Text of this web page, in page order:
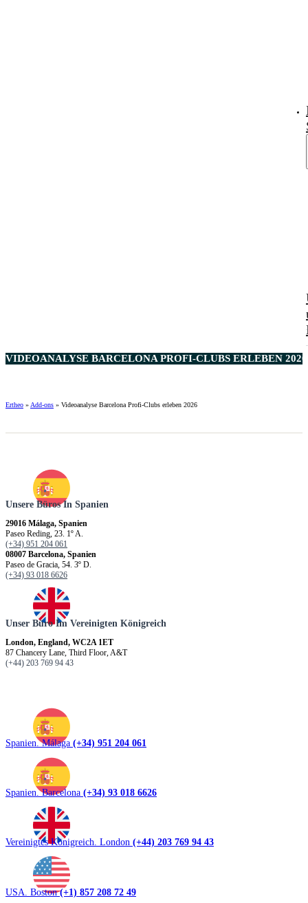
VIDEOANALYSE BARCELONA PROFI-CLUBS ERLEBEN 2026
Ertheo »Add-ons » Videoanalyse Barcelona Profi-Clubs erleben 2026
Unsere Büros In Spanien
29016 Málaga, Spanien
Paseo Reding, 23. 1º A.
(+34) 951 204 061
08007 Barcelona, Spanien
Paseo de Gracia, 54. 3º D.
(+34) 93 018 6626
Unser Büro Im Vereinigten Königreich
London, England, WC2A 1ET
87 Chancery Lane, Third Floor, A&T
(+44) 203 769 94 43
Spanien. Málaga (+34) 951 204 061
Spanien. Barcelona (+34) 93 018 6626
Vereinigtes Königreich. London (+44) 203 769 94 43
USA. Boston(+1) 857 208 72 49